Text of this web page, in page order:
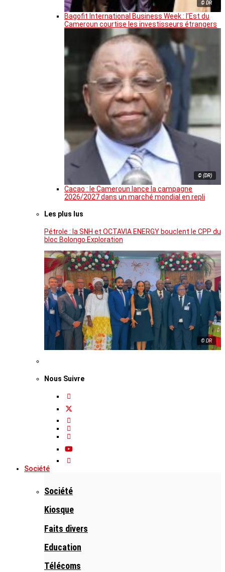
© DR
Bagofit International Business Week : l’Est du
Cameroun courtise les investisseurs étrangers
© (DR)
Cacao : le Cameroun lance la campagne
2026/2027 dans un marché mondial en repli
Les plus lus
Pétrole : la SNH et OCTAVIA ENERGY bouclent le CPP du
bloc Bolongo Exploration
© DR
Nous Suivre
Société
Société
Kiosque
Faits divers
Education
Télécoms